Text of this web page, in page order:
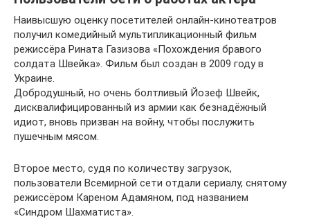
Наивысшую оценку посетителей онлайн-кинотеатров
получил комедийный мультипликационный фильм
режиссёра Рината Газизова «Похождения бравого
солдата Швейка». Фильм был создан в 2009 году в
Украине.
Добродушный, но очень болтливый Йозеф Швейк,
дисквалифицированный из армии как безнадёжный
идиот, вновь призван на войну, чтобы послужить
пушечным мясом.
Второе место, судя по количеству загрузок,
пользователи Всемирной сети отдали сериалу, снятому
режиссёром Кареном Адамяном, под названием
«Синдром Шахматиста».